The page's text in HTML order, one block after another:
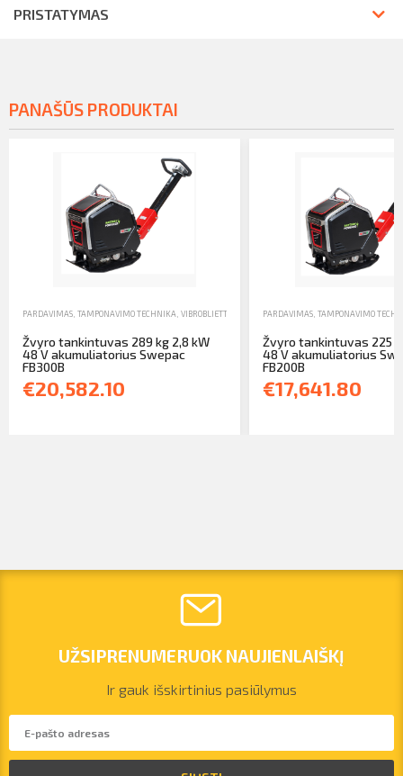
vilnius@arsenalrent.com
PRISTATYMAS
PANAŠŪS PRODUKTAI
PARDAVIMAS TAMPONAVIMO TECHNIKA VIBROBLIETTES
Žvyro tankintuvas 289 kg 2,8 kW
48 V akumuliatorius Swepac
FB300B
€20,582.10
PARDAVIMAS, TAMPONAVIMO
Žvyro tankintuvas 225
48 V akumuliatorius
FB200B
€17,641.80
UŽSIPRENUMERUOK NAUJIENLAIŠKĮ
Ir gauk išskirtinius pasiūlymus